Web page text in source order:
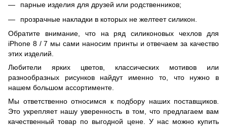
парные изделия для друзей или родственников;
прозрачные накладки в которых не желтеет силикон.
Обратите внимание, что на ряд силиконовых чехлов для
iPhone 8 / 7 мы сами наносим принты и отвечаем за качество
этих изделий.
Любители ярких цветов, классических мотивов или
разнообразных рисунков найдут именно то, что нужно в
нашем большом ассортименте.
Мы ответственно относимся к подбору наших поставщиков.
Это укрепляет нашу уверенность в том, что предлагаем вам
качественный товар по выгодной цене. У нас можно купить